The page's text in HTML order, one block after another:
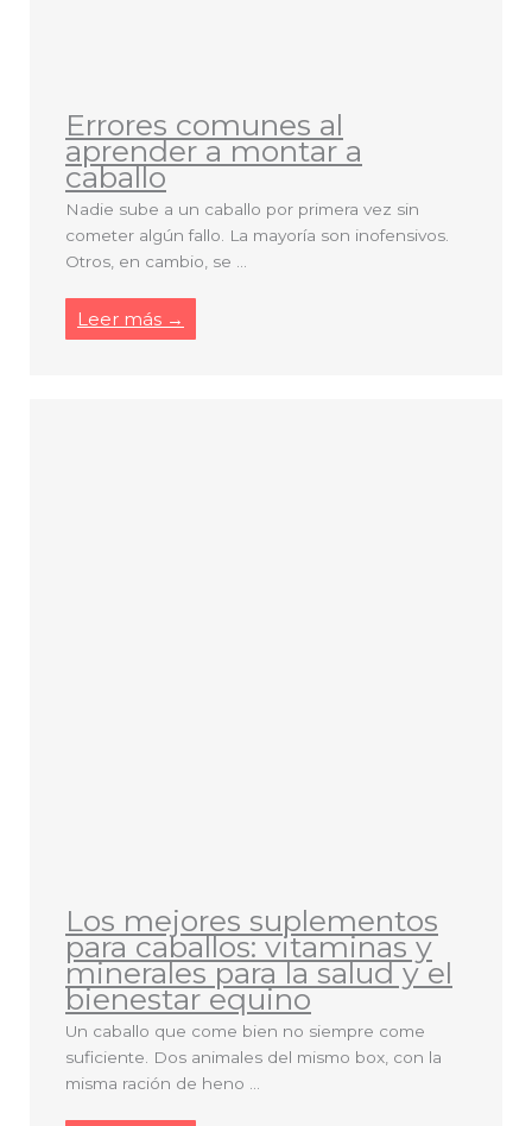
Errores comunes al
aprender a montar a
caballo
Nadie sube a un caballo por primera vez sin
cometer algún fallo. La mayoría son inofensivos.
Otros, en cambio, se ...
Leer más →
Los mejores suplementos
para caballos: vitaminas y
minerales para la salud y el
bienestar equino
Un caballo que come bien no siempre come
suficiente. Dos animales del mismo box, con la
misma ración de heno ...